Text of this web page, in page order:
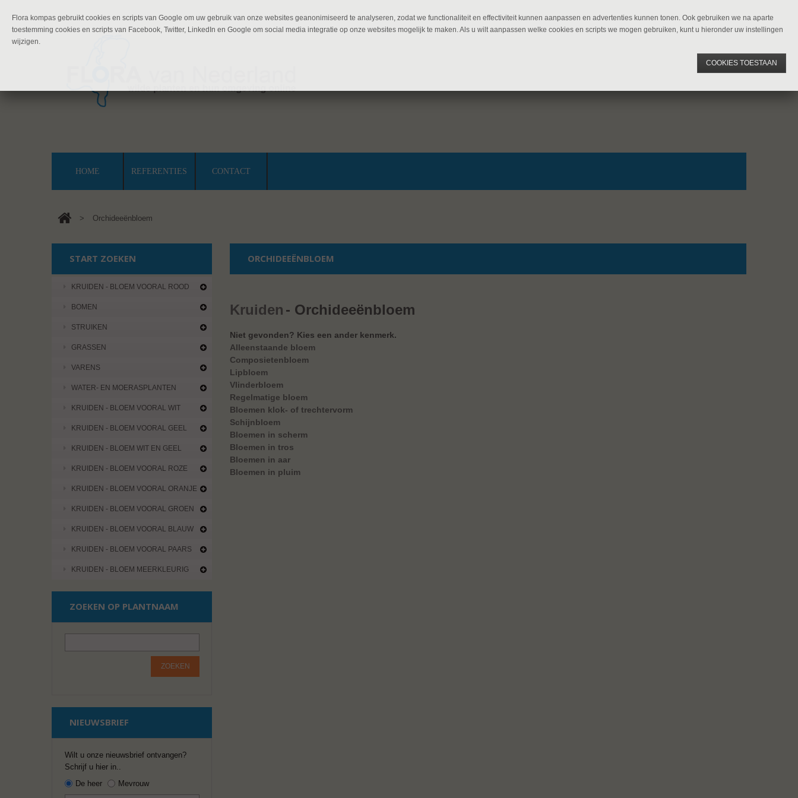
HOME REFERENTIES CONTACT
> Orchideeënbloem
ORCHIDEEËNBLOEM
Kruiden - Orchideeënbloem
Niet gevonden? Kies een ander kenmerk.
Alleenstaande bloem
Composietenbloem
Lipbloem
Vlinderbloem
Regelmatige bloem
Bloemen klok- of trechtervorm
Schijnbloem
Bloemen in scherm
Bloemen in tros
Bloemen in aar
Bloemen in pluim
START ZOEKEN
KRUIDEN - BLOEM VOORAL ROOD
BOMEN
STRUIKEN
GRASSEN
VARENS
WATER- EN MOERASPLANTEN
KRUIDEN - BLOEM VOORAL WIT
KRUIDEN - BLOEM VOORAL GEEL
KRUIDEN - BLOEM WIT EN GEEL
KRUIDEN - BLOEM VOORAL ROZE
KRUIDEN - BLOEM VOORAL ORANJE
KRUIDEN - BLOEM VOORAL GROEN
KRUIDEN - BLOEM VOORAL BLAUW
KRUIDEN - BLOEM VOORAL PAARS
KRUIDEN - BLOEM MEERKLEURIG
ZOEKEN OP PLANTNAAM
ZOEKEN
NIEUWSBRIEF
Wilt u onze nieuwsbrief ontvangen?
Schrijf u hier in..
De heer
Mevrouw
Flora kompas gebruikt cookies en scripts van Google om uw gebruik van onze websites geanonimiseerd te analyseren, zodat we functionaliteit en effectiviteit kunnen aanpassen en advertenties kunnen tonen. Ook gebruiken we na aparte
toestemming cookies en scripts van Facebook, Twitter, LinkedIn en Google om social media integratie op onze websites mogelijk te maken. Als u wilt aanpassen welke cookies en scripts we mogen gebruiken, kunt u hieronder uw instellingen
wijzigen.
COOKIES TOESTAAN